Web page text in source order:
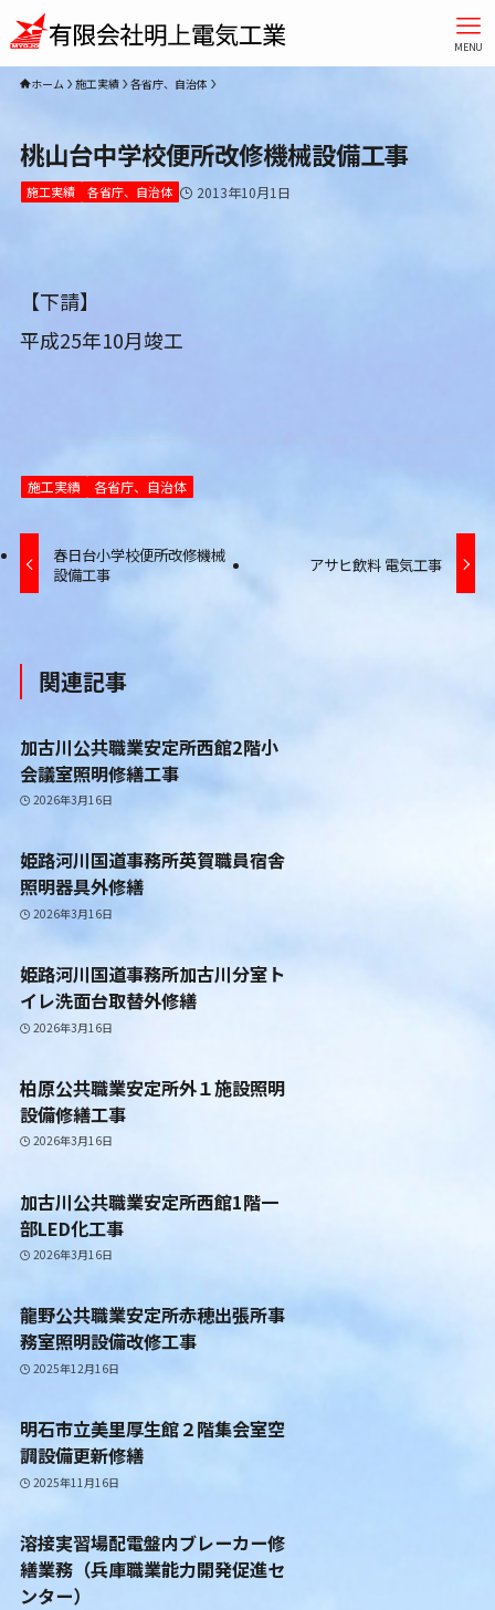
MENU
ホーム 施工実績 各省庁、自治体
桃山台中学校便所改修機械設備工事
施工実績 各省庁、自治体 2013年10月1日
【下請】
平成25年10月竣工
施工実績 各省庁、自治体
春日台小学校便所改修機械
設備工事
アサヒ飲料 電気工事
関連記事
加古川公共職業安定所西館2階小
会議室照明修繕工事
2026年3月16日
姫路河川国道事務所英賀職員宿舎
照明器具外修繕
2026年3月16日
姫路河川国道事務所加古川分室ト
イレ洗面台取替外修繕
2026年3月16日
柏原公共職業安定所外１施設照明
設備修繕工事
2026年3月16日
加古川公共職業安定所西館1階一
部LED化工事
2026年3月16日
龍野公共職業安定所赤穂出張所事
務室照明設備改修工事
2025年12月16日
明石市立美里厚生館２階集会室空
調設備更新修繕
2025年11月16日
溶接実習場配電盤内ブレーカー修
繕業務（兵庫職業能力開発促進セ
ンター）